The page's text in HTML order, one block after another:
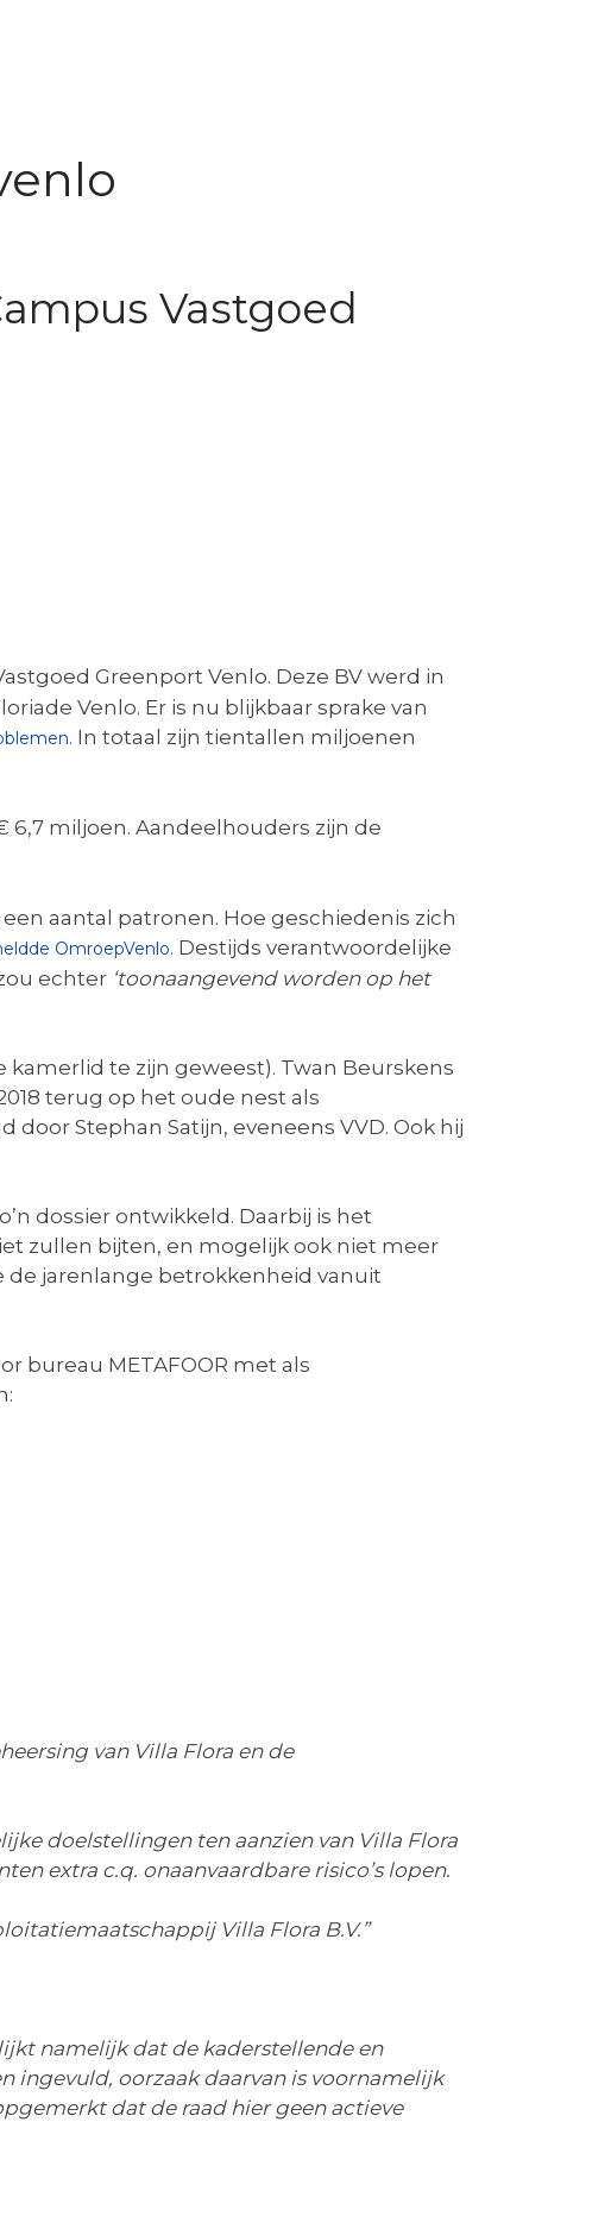
Vastgoed
Greenport Venlo. Deze BV werd in
Venlo. Er is nu blijkbaar sprake van
. In totaal zijn tientallen miljoenen
6,7 miljoen. Aandeelhouders zijn de
aantal patronen. Hoe geschiedenis zich
OmroepVenlo. Destijds verantwoordelijke
echter ‘toonaangevend worden op het
te zijn geweest). Twan Beurskens
terug op het oude nest als
Stephan Satijn, eveneens VVD. Ook hij
dossier ontwikkeld. Daarbij is het
zullen bijten, en mogelijk ook niet meer
de jarenlange betrokkenheid vanuit
bureau METAFOOR met als
van Villa Flora en de
doelstellingen ten aanzien van Villa Flora
extra c.q. onaanvaardbare risico’s lopen.
Villa Flora B.V.”
namelijk dat de kaderstellende en
ingevuld, oorzaak daarvan is voornamelijk
dat de raad hier geen actieve